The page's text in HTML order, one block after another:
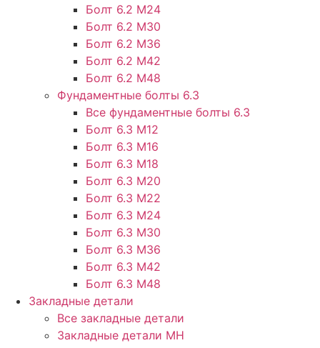
Болт 6.2 М24
Болт 6.2 М30
Болт 6.2 М36
Болт 6.2 М42
Болт 6.2 М48
Фундаментные болты 6.3
Все фундаментные болты 6.3
Болт 6.3 М12
Болт 6.3 М16
Болт 6.3 М18
Болт 6.3 М20
Болт 6.3 М22
Болт 6.3 М24
Болт 6.3 М30
Болт 6.3 М36
Болт 6.3 М42
Болт 6.3 М48
Закладные детали
Все закладные детали
Закладные детали МН